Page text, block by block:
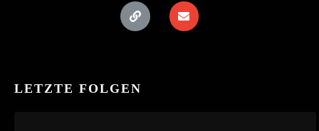
LETZTE FOLGEN